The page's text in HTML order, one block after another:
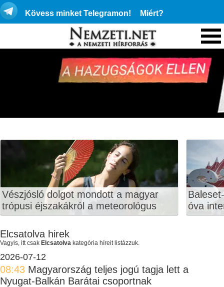
Kövess minket Telegramon! Miért?
Vészjósló dolgot mondott a magyar
trópusi éjszakákról a meteorológus
óva
Elcsatolva hirek
Vagyis, itt csak Elcsatolva kategória híreit listázzuk.
2026-07-12
08:43 Magyarország teljes jogú tagja lett a
Nyugat-Balkán Barátai csoportnak